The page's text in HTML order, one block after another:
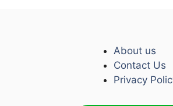
About us
Contact Us
Privacy